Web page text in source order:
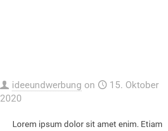
ideeundwerbung on
15. Oktober
2020
Lorem ipsum dolor sit amet enim. Etiam